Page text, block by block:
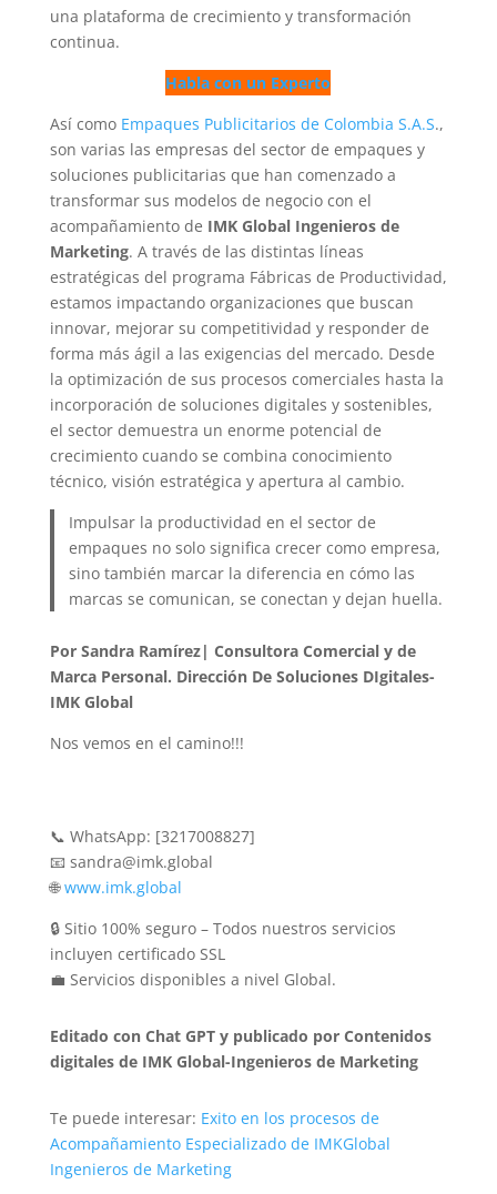
una plataforma de crecimiento y transformación
continua.
Habla con un Experto
Así como Empaques Publicitarios de Colombia S.A.S.,
son varias las empresas del sector de empaques y
soluciones publicitarias que han comenzado a
transformar sus modelos de negocio con el
acompañamiento de IMK Global Ingenieros de
Marketing. A través de las distintas líneas
estratégicas del programa Fábricas de Productividad,
estamos impactando organizaciones que buscan
innovar, mejorar su competitividad y responder de
forma más ágil a las exigencias del mercado. Desde
la optimización de sus procesos comerciales hasta la
incorporación de soluciones digitales y sostenibles,
el sector demuestra un enorme potencial de
crecimiento cuando se combina conocimiento
técnico, visión estratégica y apertura al cambio.
Impulsar la productividad en el sector de
empaques no solo significa crecer como empresa,
sino también marcar la diferencia en cómo las
marcas se comunican, se conectan y dejan huella.
Por Sandra Ramírez| Consultora Comercial y de
Marca Personal. Dirección De Soluciones DIgitales-
IMK Global
Nos vemos en el camino!!!
📞 WhatsApp: [3217008827]
📧 sandra@imk.global
🌐www.imk.global
🔒 Sitio 100% seguro – Todos nuestros servicios
incluyen certificado SSL
💼 Servicios disponibles a nivel Global.
Editado con Chat GPT y publicado por Contenidos
digitales de IMK Global-Ingenieros de Marketing
Te puede interesar: Exito en los procesos de
Acompañamiento Especializado de IMKGlobal
Ingenieros de Marketing